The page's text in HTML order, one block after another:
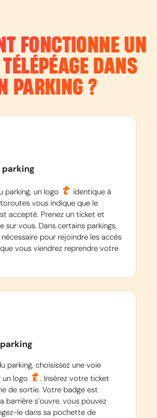
FONCTIONNE UN
DANS
PARKING ?
parking
parking, un logo
identique à
vous indique que le
accepté. Prenez un ticket et
sur vous. Dans certains parkings,
pour rejoindre les accès
vous viendrez reprendre votre
parking, choisissez une voie
un logo
. Insérez votre ticket
de sortie. Votre badge est
barrière s’ouvre, vous pouvez
le dans sa pochette de